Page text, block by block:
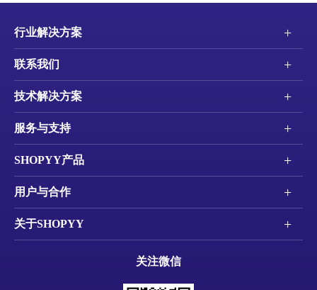
行业解决方案 +
联系我们 +
技术解决方案 +
服务与支持 +
SHOPYY产品 +
用户与合作 +
关于SHOPYY +
关注微信